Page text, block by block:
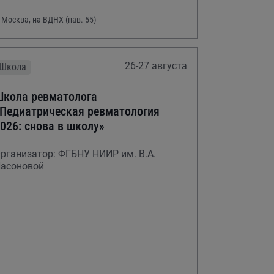
Москва, на ВДНХ (пав. 55)
Школа 26-27 августа
ревматолога
ревматология
снова в школу»
ФГБНУ НИИР им. В.А.